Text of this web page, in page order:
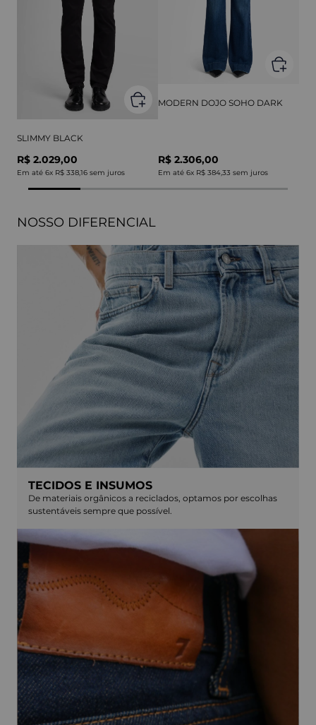
SLIMMY BLACK
R$ 2.029,00
Em até 6x R$ 338,16 sem juros
MODERN DOJO SOHO DARK
R$ 2.306,00
Em até 6x R$ 384,33 sem juros
NOSSO DIFERENCIAL
TECIDOS E INSUMOS
De materiais orgânicos a reciclados, optamos por escolhas
sustentáveis sempre que possível.